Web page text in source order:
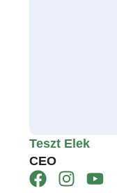
Teszt Elek
CEO